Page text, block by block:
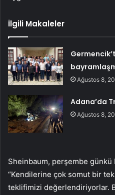
İlgili Makaleler
Ağustos 8,
Adana’da
Ağustos 8,
Sheinbaum, perşembe günkü
“Kendilerine çok somut bir
teklifimizi değerlendiriyorlar.